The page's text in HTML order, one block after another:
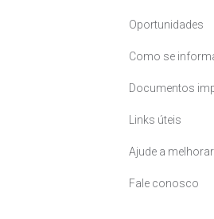
Oportunidades
Como se
Documentos
Links úteis
Ajude a
Fale conosco